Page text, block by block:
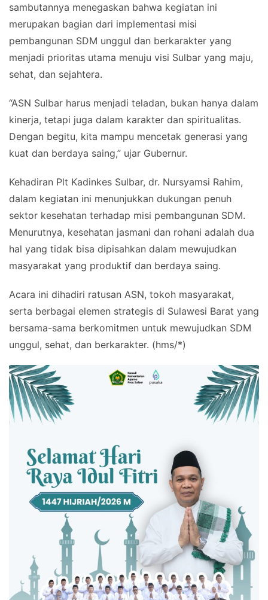
sambutannya menegaskan bahwa kegiatan ini
merupakan bagian dari implementasi misi
pembangunan SDM unggul dan berkarakter yang
menjadi prioritas utama menuju visi Sulbar yang maju,
sehat, dan sejahtera.
“ASN Sulbar harus menjadi teladan, bukan hanya dalam
kinerja, tetapi juga dalam karakter dan spiritualitas.
Dengan begitu, kita mampu mencetak generasi yang
kuat dan berdaya saing,” ujar Gubernur.
Kehadiran Plt Kadinkes Sulbar, dr. Nursyamsi Rahim,
dalam kegiatan ini menunjukkan dukungan penuh
sektor kesehatan terhadap misi pembangunan SDM.
Menurutnya, kesehatan jasmani dan rohani adalah dua
hal yang tidak bisa dipisahkan dalam mewujudkan
masyarakat yang produktif dan berdaya saing.
Acara ini dihadiri ratusan ASN, tokoh masyarakat,
serta berbagai elemen strategis di Sulawesi Barat yang
bersama-sama berkomitmen untuk mewujudkan SDM
unggul, sehat, dan berkarakter. (hms/*)